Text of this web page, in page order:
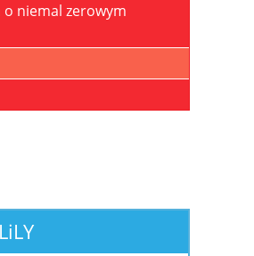
o niemal zerowym
iLY